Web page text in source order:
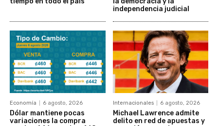
independencia judicial
Economía 6 agosto, 2026
Dólar mantiene pocas
variaciones la compra
Internacionales 6 agosto, 2026
Michael Lawrence admite
delito en red de apuestas y